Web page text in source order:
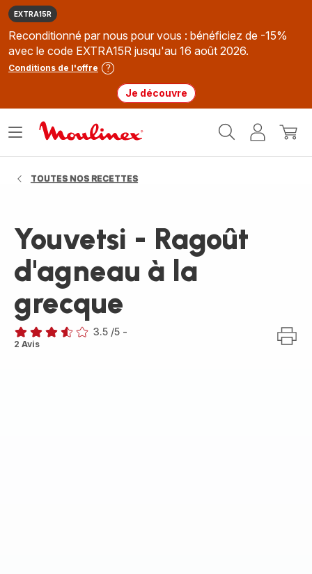
EXTRA15R
Reconditionné par nous pour vous : bénéficiez de -15%
avec le code EXTRA15R jusqu'au 16 août 2026.
Conditions de l'offre
Je découvre
MonMon
Ouvrir
TOUTES NOS RECETTES
Youvetsi - Ragoût
d'agneau à la
grecque
ratings.3.5
3.5 /5 -
2 Avis